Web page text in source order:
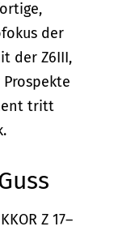
der
der Z6III,
tritt
Z 17–